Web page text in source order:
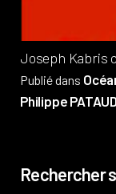
Joseph Kabris
Publié dans
Philippe
Rechercher